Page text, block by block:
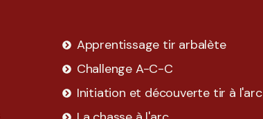
Apprentissage tir arbalète
Challenge A-C-C
Initiation et découverte tir à l'arc